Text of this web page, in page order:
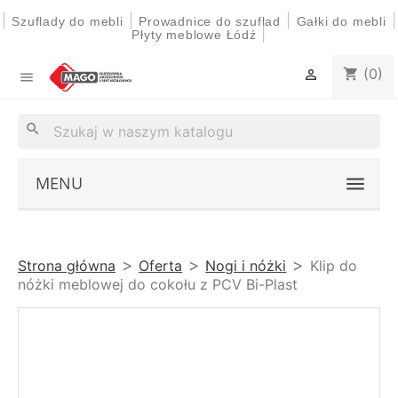
Szuflady do mebli Prowadnice do szuflad Gałki do mebli
Płyty meblowe Łódź
 shopping_cart (0)

search
MENU
Strona główna Oferta Nogi i nóżki
Klip do
nóżki meblowej do cokołu z PCV Bi-Plast